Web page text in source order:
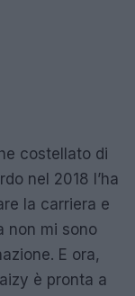
costellato di
nel 2018 l’ha
la carriera e
non mi sono
E ora,
è pronta a